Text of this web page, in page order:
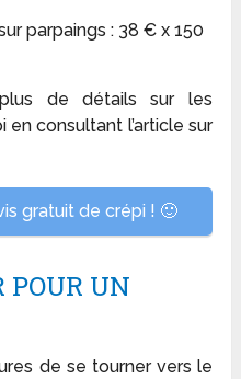
parpaings : 38 € x 150
de détails sur les
consultant l’article sur
gratuit de crépi ! 🙂
POUR UN
de se tourner vers le